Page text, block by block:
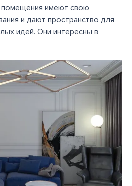
помещения имеют свою
и дают пространство для
идей. Они интересны в